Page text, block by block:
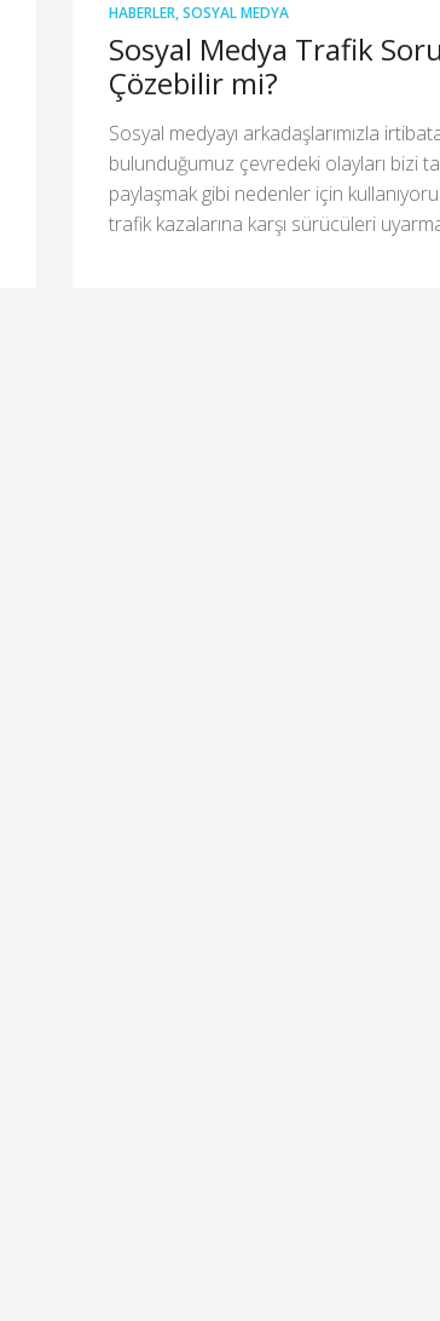
HABERLER,SOSYAL MEDYA
Sosyal Medya Trafik
Çözebilir mi?
Sosyal medyayı arkadaşlarımızla
bulunduğumuz çevredeki olayları bizi
paylaşmak gibi nedenler için
trafik kazalarına karşı sürücüleri